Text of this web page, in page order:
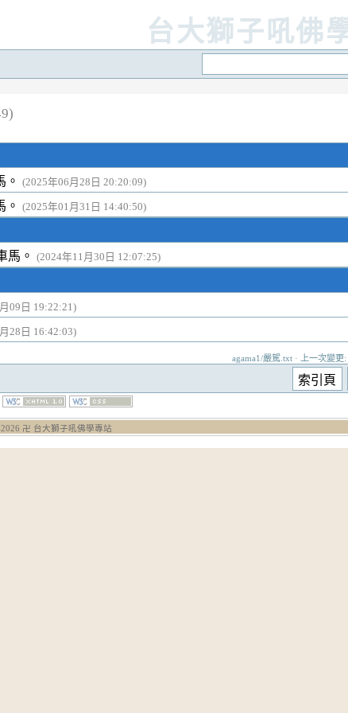
台大獅子吼佛
。 (2025年06月28日 20:20:09)
。 (2025年01月31日 14:40:50)
馬。 (2024年11月30日 12:07:25)
09日 19:22:21)
28日 16:42:03)
agama1/嚴駕.txt · 上一次變更
2026 卍 台大獅子吼佛學專站